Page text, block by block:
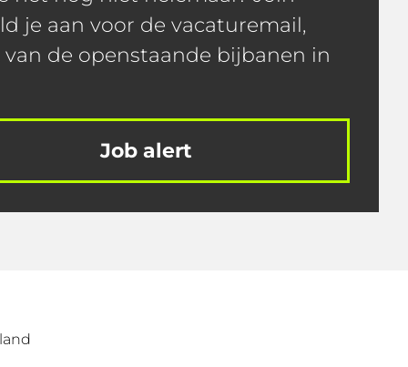
je aan voor de vacaturemail,
de openstaande bijbanen in
Job alert